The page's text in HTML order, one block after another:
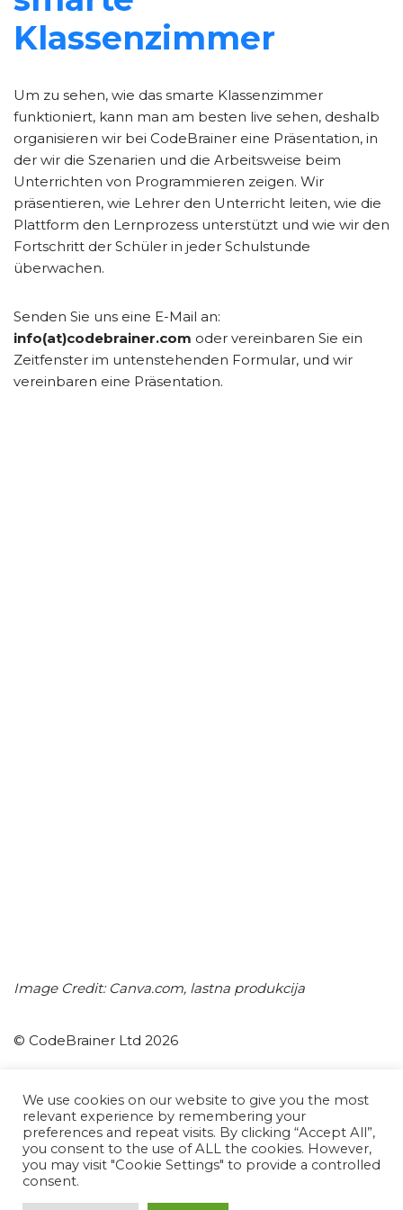
Klassenzimmer
Um zu sehen, wie das smarte Klassenzimmer
funktioniert, kann man am besten live sehen, deshalb
organisieren wir bei CodeBrainer eine Präsentation, in
der wir die Szenarien und die Arbeitsweise beim
Unterrichten von Programmieren zeigen. Wir
präsentieren, wie Lehrer den Unterricht leiten, wie die
Plattform den Lernprozess unterstützt und wie wir den
Fortschritt der Schüler in jeder Schulstunde
überwachen.
Senden Sie uns eine E-Mail an:
info(at)codebrainer.com oder vereinbaren Sie ein
Zeitfenster im untenstehenden Formular, und wir
vereinbaren eine Präsentation.
Image Credit: Canva.com, lastna produkcija
© CodeBrainer Ltd 2026
CodeBrainer d.o.o.
Ljubljana
Slovenia
info(at)codebrainer.com
Datenschutz-Bestimmungen
We use cookies on our website to give you the most
relevant experience by remembering your
preferences and repeat visits. By clicking “Accept All”,
you consent to the use of ALL the cookies. However,
you may visit "Cookie Settings" to provide a controlled
consent.